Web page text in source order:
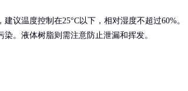
议温度控制在25°C以下，相对湿度不超过60%。
。液体树脂则需注意防止泄漏和挥发。